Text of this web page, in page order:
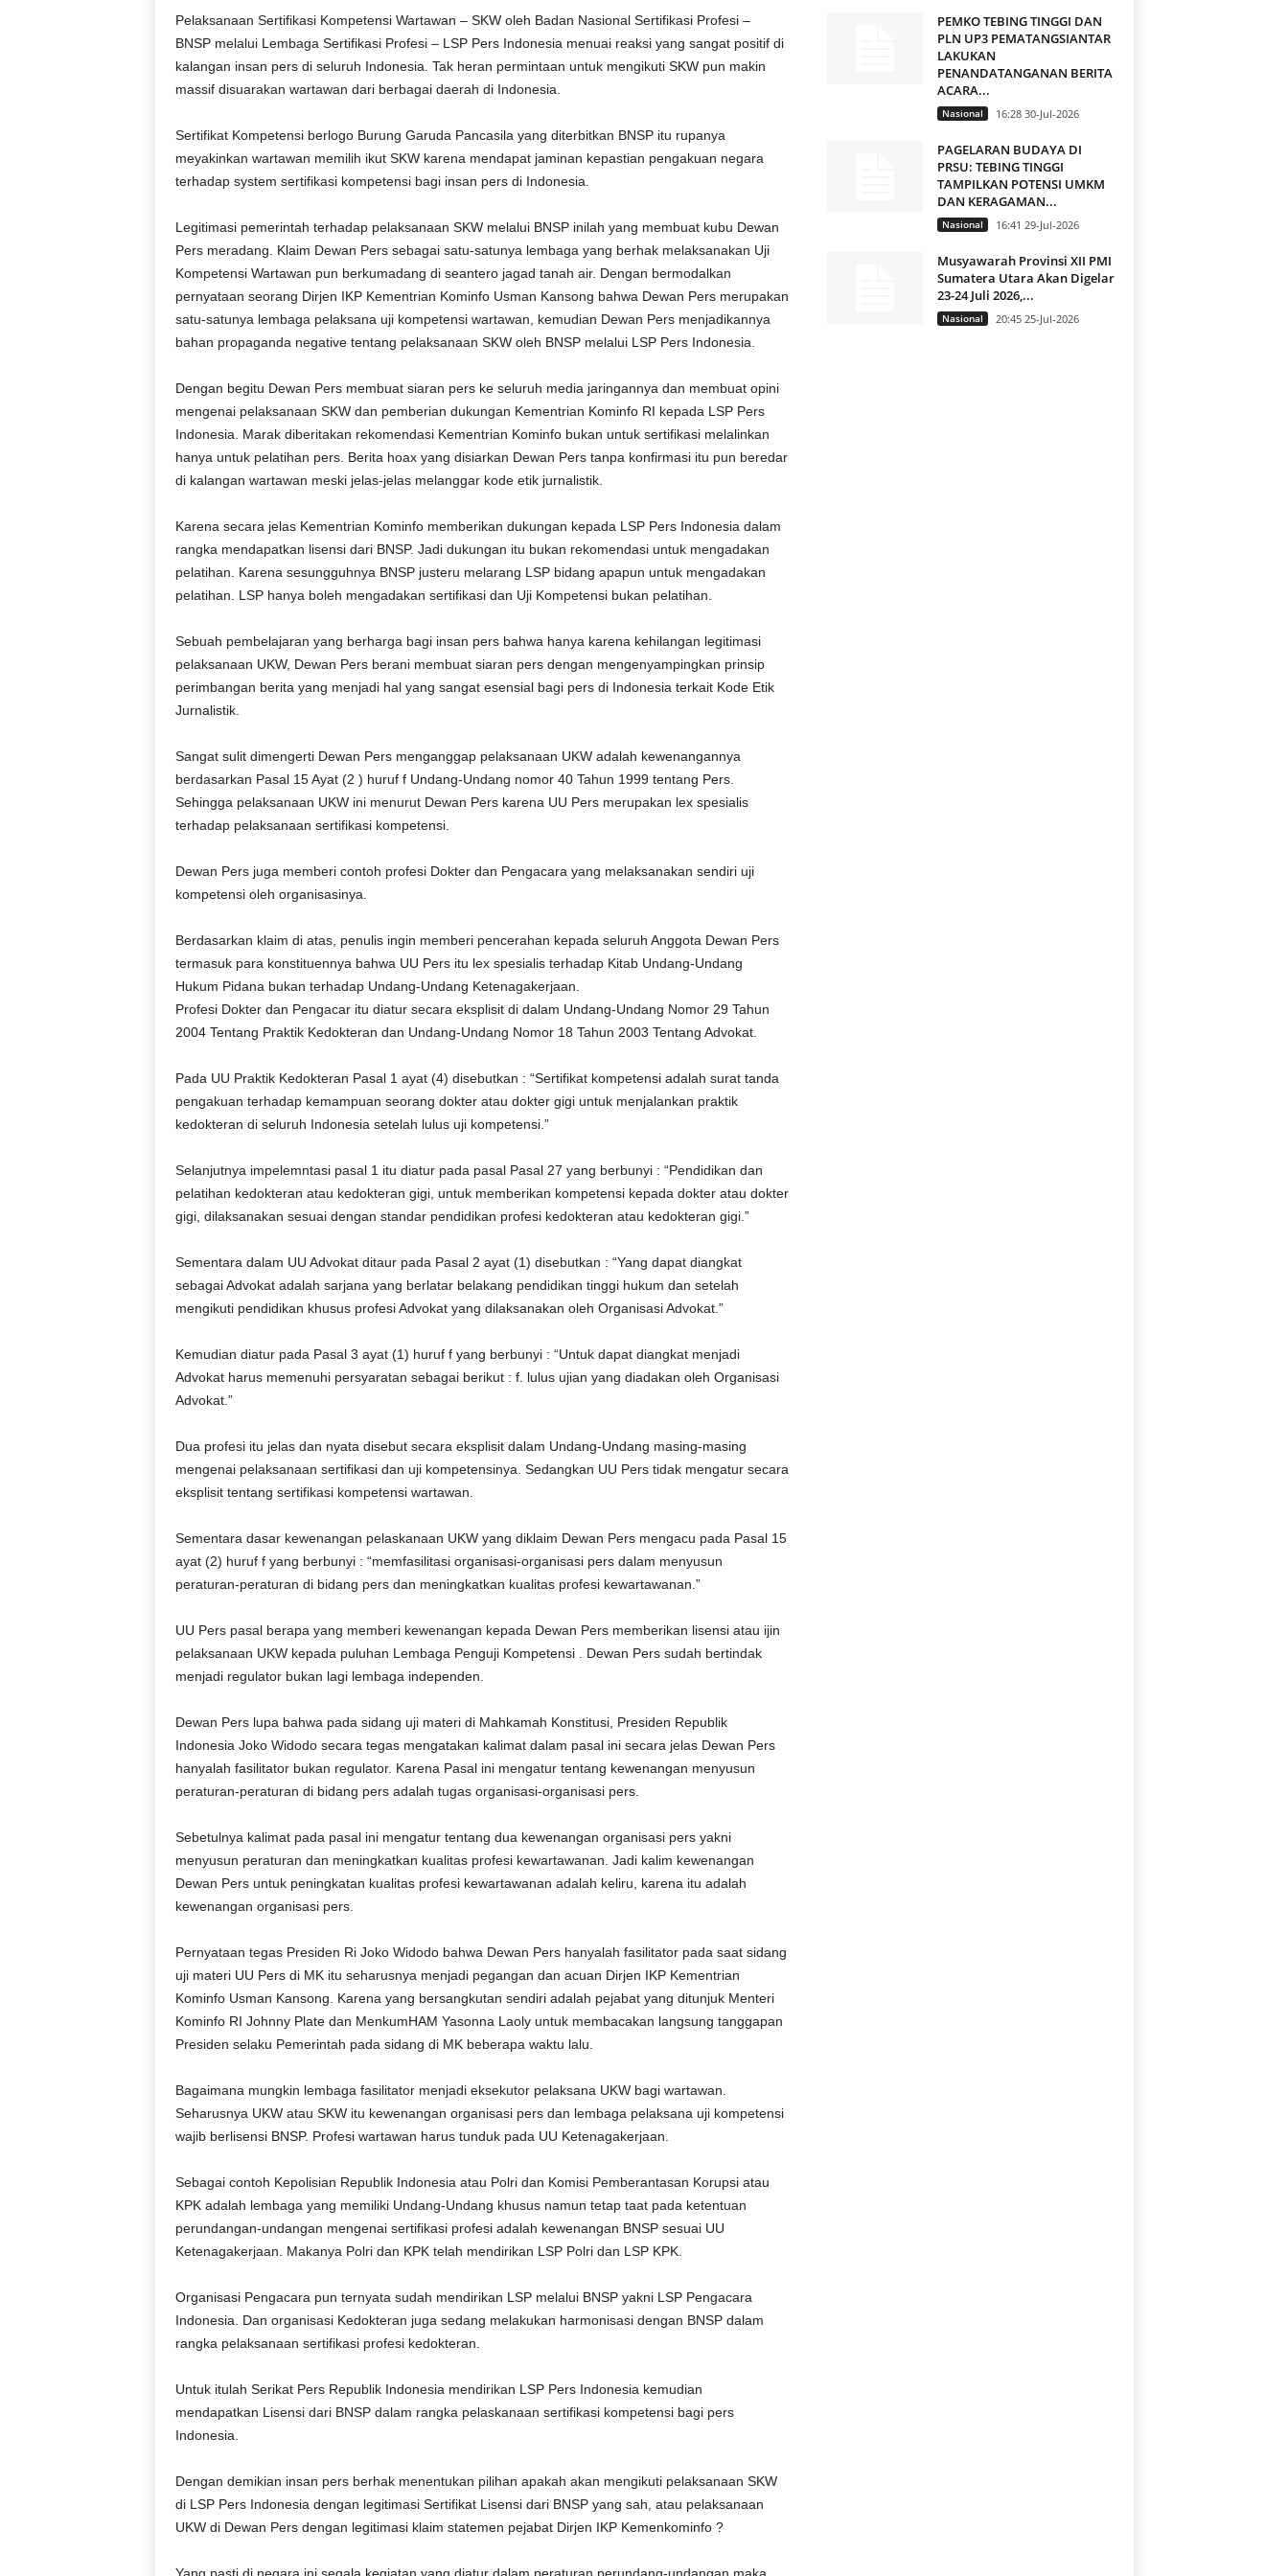
Pelaksanaan Sertifikasi Kompetensi Wartawan – SKW oleh Badan Nasional Sertifikasi Profesi –
BNSP melalui Lembaga Sertifikasi Profesi – LSP Pers Indonesia menuai reaksi yang sangat positif di
kalangan insan pers di seluruh Indonesia. Tak heran permintaan untuk mengikuti SKW pun makin
massif disuarakan wartawan dari berbagai daerah di Indonesia.
Sertifikat Kompetensi berlogo Burung Garuda Pancasila yang diterbitkan BNSP itu rupanya
meyakinkan wartawan memilih ikut SKW karena mendapat jaminan kepastian pengakuan negara
terhadap system sertifikasi kompetensi bagi insan pers di Indonesia.
Legitimasi pemerintah terhadap pelaksanaan SKW melalui BNSP inilah yang membuat kubu Dewan
Pers meradang. Klaim Dewan Pers sebagai satu-satunya lembaga yang berhak melaksanakan Uji
Kompetensi Wartawan pun berkumadang di seantero jagad tanah air. Dengan bermodalkan
pernyataan seorang Dirjen IKP Kementrian Kominfo Usman Kansong bahwa Dewan Pers merupakan
satu-satunya lembaga pelaksana uji kompetensi wartawan, kemudian Dewan Pers menjadikannya
bahan propaganda negative tentang pelaksanaan SKW oleh BNSP melalui LSP Pers Indonesia.
Dengan begitu Dewan Pers membuat siaran pers ke seluruh media jaringannya dan membuat opini
mengenai pelaksanaan SKW dan pemberian dukungan Kementrian Kominfo RI kepada LSP Pers
Indonesia. Marak diberitakan rekomendasi Kementrian Kominfo bukan untuk sertifikasi melalinkan
hanya untuk pelatihan pers. Berita hoax yang disiarkan Dewan Pers tanpa konfirmasi itu pun beredar
di kalangan wartawan meski jelas-jelas melanggar kode etik jurnalistik.
Karena secara jelas Kementrian Kominfo memberikan dukungan kepada LSP Pers Indonesia dalam
rangka mendapatkan lisensi dari BNSP. Jadi dukungan itu bukan rekomendasi untuk mengadakan
pelatihan. Karena sesungguhnya BNSP justeru melarang LSP bidang apapun untuk mengadakan
pelatihan. LSP hanya boleh mengadakan sertifikasi dan Uji Kompetensi bukan pelatihan.
Sebuah pembelajaran yang berharga bagi insan pers bahwa hanya karena kehilangan legitimasi
pelaksanaan UKW, Dewan Pers berani membuat siaran pers dengan mengenyampingkan prinsip
perimbangan berita yang menjadi hal yang sangat esensial bagi pers di Indonesia terkait Kode Etik
Jurnalistik.
Sangat sulit dimengerti Dewan Pers menganggap pelaksanaan UKW adalah kewenangannya
berdasarkan Pasal 15 Ayat (2 ) huruf f Undang-Undang nomor 40 Tahun 1999 tentang Pers.
Sehingga pelaksanaan UKW ini menurut Dewan Pers karena UU Pers merupakan lex spesialis
terhadap pelaksanaan sertifikasi kompetensi.
Dewan Pers juga memberi contoh profesi Dokter dan Pengacara yang melaksanakan sendiri uji
kompetensi oleh organisasinya.
Berdasarkan klaim di atas, penulis ingin memberi pencerahan kepada seluruh Anggota Dewan Pers
termasuk para konstituennya bahwa UU Pers itu lex spesialis terhadap Kitab Undang-Undang
Hukum Pidana bukan terhadap Undang-Undang Ketenagakerjaan.
Profesi Dokter dan Pengacar itu diatur secara eksplisit di dalam Undang-Undang Nomor 29 Tahun
2004 Tentang Praktik Kedokteran dan Undang-Undang Nomor 18 Tahun 2003 Tentang Advokat.
Pada UU Praktik Kedokteran Pasal 1 ayat (4) disebutkan : “Sertifikat kompetensi adalah surat tanda
pengakuan terhadap kemampuan seorang dokter atau dokter gigi untuk menjalankan praktik
kedokteran di seluruh Indonesia setelah lulus uji kompetensi.”
Selanjutnya impelemntasi pasal 1 itu diatur pada pasal Pasal 27 yang berbunyi : “Pendidikan dan
pelatihan kedokteran atau kedokteran gigi, untuk memberikan kompetensi kepada dokter atau dokter
gigi, dilaksanakan sesuai dengan standar pendidikan profesi kedokteran atau kedokteran gigi.”
Sementara dalam UU Advokat ditaur pada Pasal 2 ayat (1) disebutkan : “Yang dapat diangkat
sebagai Advokat adalah sarjana yang berlatar belakang pendidikan tinggi hukum dan setelah
mengikuti pendidikan khusus profesi Advokat yang dilaksanakan oleh Organisasi Advokat.”
Kemudian diatur pada Pasal 3 ayat (1) huruf f yang berbunyi : “Untuk dapat diangkat menjadi
Advokat harus memenuhi persyaratan sebagai berikut : f. lulus ujian yang diadakan oleh Organisasi
Advokat.”
Dua profesi itu jelas dan nyata disebut secara eksplisit dalam Undang-Undang masing-masing
mengenai pelaksanaan sertifikasi dan uji kompetensinya. Sedangkan UU Pers tidak mengatur secara
eksplisit tentang sertifikasi kompetensi wartawan.
Sementara dasar kewenangan pelaskanaan UKW yang diklaim Dewan Pers mengacu pada Pasal 15
ayat (2) huruf f yang berbunyi : “memfasilitasi organisasi-organisasi pers dalam menyusun
peraturan-peraturan di bidang pers dan meningkatkan kualitas profesi kewartawanan.”
UU Pers pasal berapa yang memberi kewenangan kepada Dewan Pers memberikan lisensi atau ijin
pelaksanaan UKW kepada puluhan Lembaga Penguji Kompetensi . Dewan Pers sudah bertindak
menjadi regulator bukan lagi lembaga independen.
Dewan Pers lupa bahwa pada sidang uji materi di Mahkamah Konstitusi, Presiden Republik
Indonesia Joko Widodo secara tegas mengatakan kalimat dalam pasal ini secara jelas Dewan Pers
hanyalah fasilitator bukan regulator. Karena Pasal ini mengatur tentang kewenangan menyusun
peraturan-peraturan di bidang pers adalah tugas organisasi-organisasi pers.
Sebetulnya kalimat pada pasal ini mengatur tentang dua kewenangan organisasi pers yakni
menyusun peraturan dan meningkatkan kualitas profesi kewartawanan. Jadi kalim kewenangan
Dewan Pers untuk peningkatan kualitas profesi kewartawanan adalah keliru, karena itu adalah
kewenangan organisasi pers.
Pernyataan tegas Presiden Ri Joko Widodo bahwa Dewan Pers hanyalah fasilitator pada saat sidang
uji materi UU Pers di MK itu seharusnya menjadi pegangan dan acuan Dirjen IKP Kementrian
Kominfo Usman Kansong. Karena yang bersangkutan sendiri adalah pejabat yang ditunjuk Menteri
Kominfo RI Johnny Plate dan MenkumHAM Yasonna Laoly untuk membacakan langsung tanggapan
Presiden selaku Pemerintah pada sidang di MK beberapa waktu lalu.
Bagaimana mungkin lembaga fasilitator menjadi eksekutor pelaksana UKW bagi wartawan.
Seharusnya UKW atau SKW itu kewenangan organisasi pers dan lembaga pelaksana uji kompetensi
wajib berlisensi BNSP. Profesi wartawan harus tunduk pada UU Ketenagakerjaan.
Sebagai contoh Kepolisian Republik Indonesia atau Polri dan Komisi Pemberantasan Korupsi atau
KPK adalah lembaga yang memiliki Undang-Undang khusus namun tetap taat pada ketentuan
perundangan-undangan mengenai sertifikasi profesi adalah kewenangan BNSP sesuai UU
Ketenagakerjaan. Makanya Polri dan KPK telah mendirikan LSP Polri dan LSP KPK.
Organisasi Pengacara pun ternyata sudah mendirikan LSP melalui BNSP yakni LSP Pengacara
Indonesia. Dan organisasi Kedokteran juga sedang melakukan harmonisasi dengan BNSP dalam
rangka pelaksanaan sertifikasi profesi kedokteran.
Untuk itulah Serikat Pers Republik Indonesia mendirikan LSP Pers Indonesia kemudian
mendapatkan Lisensi dari BNSP dalam rangka pelaskanaan sertifikasi kompetensi bagi pers
Indonesia.
Dengan demikian insan pers berhak menentukan pilihan apakah akan mengikuti pelaksanaan SKW
di LSP Pers Indonesia dengan legitimasi Sertifikat Lisensi dari BNSP yang sah, atau pelaksanaan
UKW di Dewan Pers dengan legitimasi klaim statemen pejabat Dirjen IKP Kemenkominfo ?
PEMKO TEBING TINGGI DAN
PLN UP3 PEMATANGSIANTAR
LAKUKAN
PENANDATANGANAN BERITA
ACARA...
Nasional 16:28 30-Jul-2026
PAGELARAN BUDAYA DI
PRSU: TEBING TINGGI
TAMPILKAN POTENSI UMKM
DAN KERAGAMAN...
Nasional 16:41 29-Jul-2026
Musyawarah Provinsi XII PMI
Sumatera Utara Akan Digelar
23-24 Juli 2026,...
Nasional 20:45 25-Jul-2026